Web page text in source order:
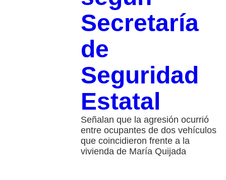
Secretaría
de
Seguridad
Estatal
Señalan que la agresión ocurrió
entre ocupantes de dos vehículos
que coincidieron frente a la
vivienda de María Quijada